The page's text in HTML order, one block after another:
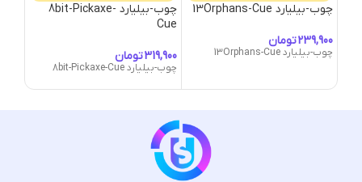
چوب-بیلیارد 13Orphans-Cue
تومان
چوب-بیلیارد 13Orphans-Cue
چوب-بیلیارد 8bit-Pickaxe-
Cue
تومان
چوب-بیلیارد 8bit-Pickaxe-Cue